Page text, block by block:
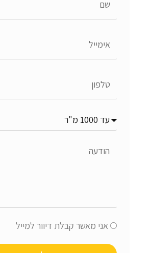
נושא
הפנייה
הודעה
אישוראני מאשר קבלת דיוור למייל